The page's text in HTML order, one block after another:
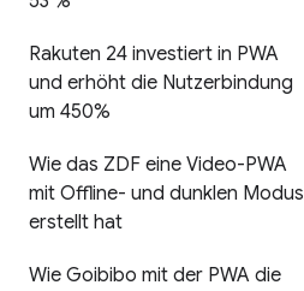
Rakuten 24 investiert in PWA
und erhöht die Nutzerbindung
um 450%
Wie das ZDF eine Video-PWA
mit Offline- und dunklen Modus
erstellt hat
Wie Goibibo mit der PWA die